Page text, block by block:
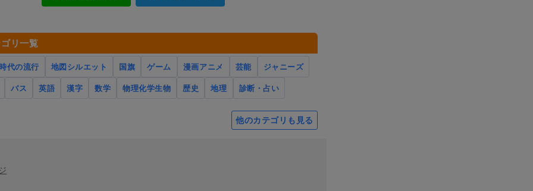
リ一覧
代の流行 地図シルエット 国旗 ゲーム 漫画アニメ 芸能
ジャニーズ
バス
英語 漢字 数学 物理化学生物 歴史 地理 診断・占い
他のカテゴリも見る